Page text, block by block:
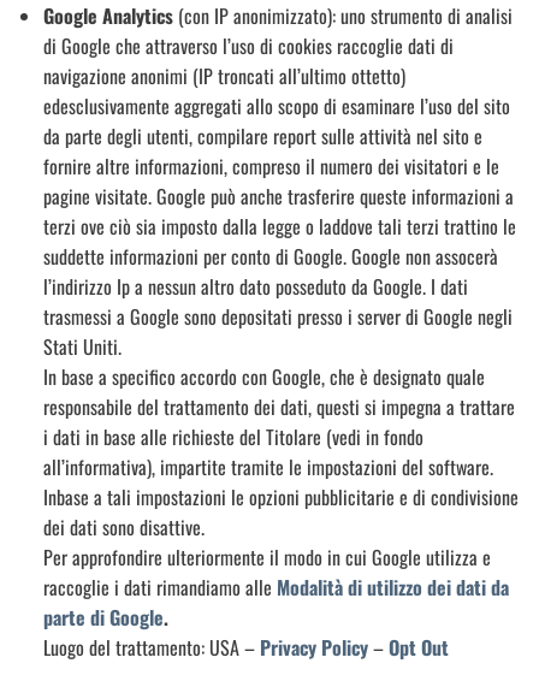
Google Analytics(con IP anonimizzato): uno strumento di analisi
di Google che attraverso l’uso di cookies raccoglie dati di
navigazione anonimi (IP troncati all’ultimo ottetto)
edesclusivamente aggregati allo scopo di esaminare l’uso del sito
da parte degli utenti, compilare report sulle attività nel sito e
fornire altre informazioni, compreso il numero dei visitatori e le
pagine visitate. Google può anche trasferire queste informazioni a
terzi ove ciò sia imposto dalla legge o laddove tali terzi trattino le
suddette informazioni per conto di Google. Google non assocerà
l’indirizzo Ip a nessun altro dato posseduto da Google. I dati
trasmessi a Google sono depositati presso i server di Google negli
Stati Uniti.
In base a specifico accordo con Google, che è designato quale
responsabile del trattamento dei dati, questi si impegna a trattare
i dati in base alle richieste del Titolare (vedi in fondo
all’informativa), impartite tramite le impostazioni del software.
Inbase a tali impostazioni le opzioni pubblicitarie e di condivisione
dei dati sono disattive.
Per approfondire ulteriormente il modo in cui Google utilizza e
raccoglie i dati rimandiamo alle Modalità di utilizzo dei dati da
parte di Google.
Luogo del trattamento: USA – Privacy Policy–Opt Out